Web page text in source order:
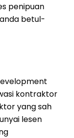
penipuan
betul-
kontraktor
yang sah
lesen